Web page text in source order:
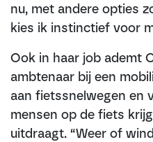
nu, met andere opties
kies ik instinctief voor
Ook in haar job ademt
ambtenaar bij een
aan fietssnelwegen en
mensen op de fiets
uitdraagt. “Weer of